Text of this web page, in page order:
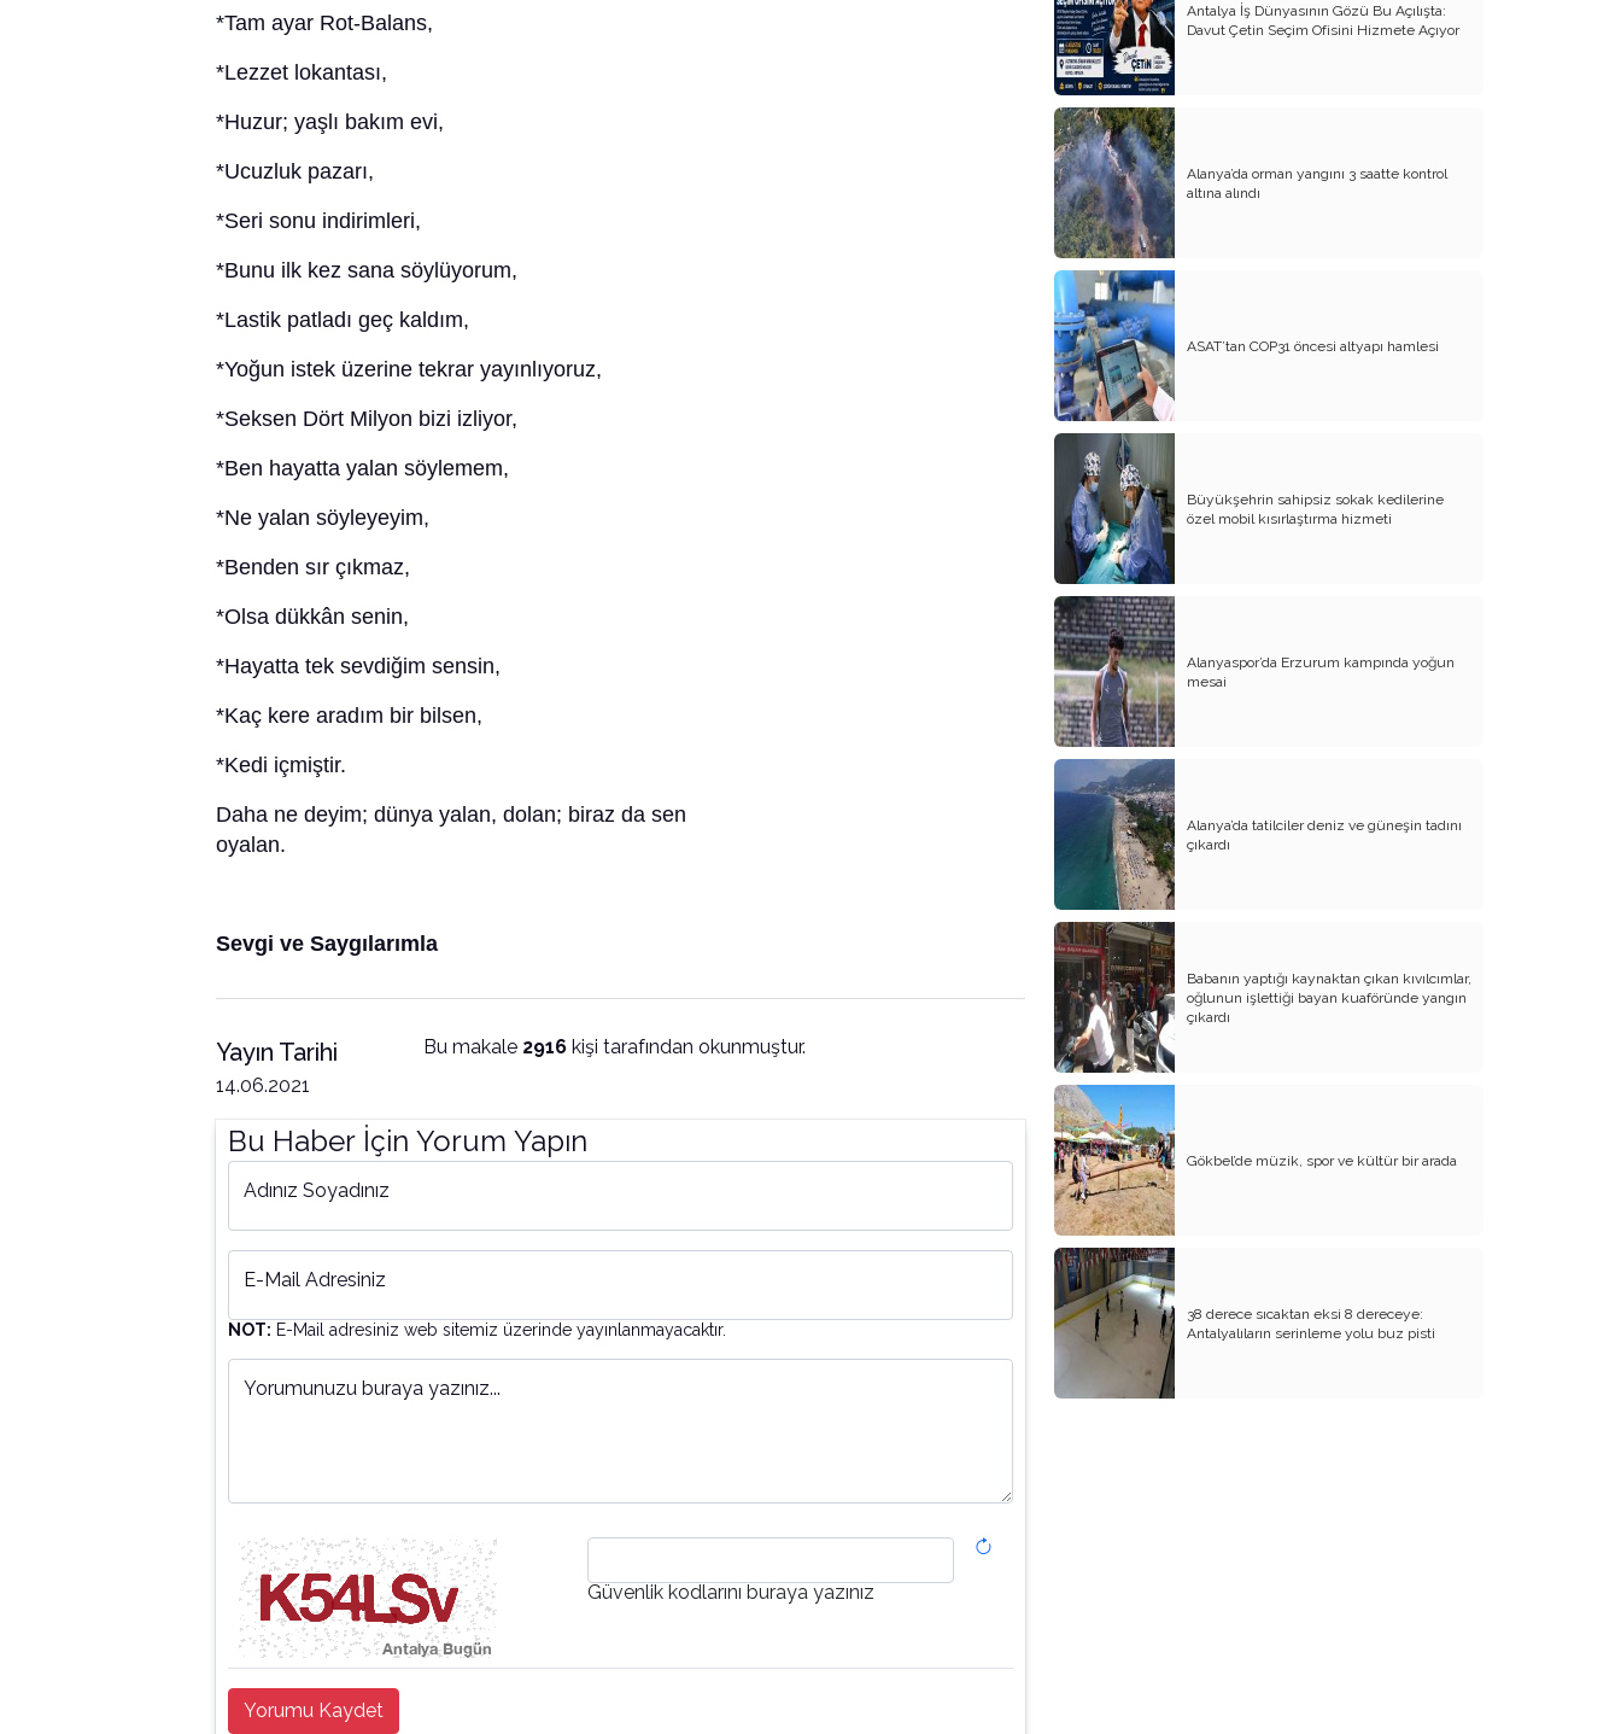
*Tam ayar Rot-Balans,
*Lezzet lokantası,
*Huzur; yaşlı bakım evi,
*Ucuzluk pazarı,
*Seri sonu indirimleri,
*Bunu ilk kez sana söylüyorum,
*Lastik patladı geç kaldım,
*Yoğun istek üzerine tekrar yayınlıyoruz,
*Seksen Dört Milyon bizi izliyor,
*Ben hayatta yalan söylemem,
*Ne yalan söyleyeyim,
*Benden sır çıkmaz,
*Olsa dükkân senin,
*Hayatta tek sevdiğim sensin,
*Kaç kere aradım bir bilsen,
*Kedi içmiştir.
Daha ne deyim; dünya yalan, dolan; biraz da sen
oyalan.
Sevgi ve Saygılarımla
Yayın Tarihi
14.06.2021
Bu makale 2916kişi tarafından okunmuştur.
Bu Haber İçin Yorum Yapın
Adınız Soyadınız
E-Mail Adresiniz
NOT: E-Mail adresiniz web sitemiz üzerinde yayınlanmayacaktır.
Yorumunuzu buraya yazınız...
Güvenlik kodlarını buraya yazınız
Yorumu Kaydet
Geçen Yıldan Akılda Kalanlar
Yeni Yıl Duam
Çağımızın Hastalığı Madde Bağımlılığı
Yürek Burkan İsyanlarım
Organ Nakli ve Bağışı Hakkında
Görüşlerim
Suyumuz Isınıyor Haberiniz Olsun!!
Sözde Kadın Hakları Günü
Engellilerimize Engel Olmayalım
Öğretmenler Günü ve Eğitim
Sistemimiz
Kreşten Üniversiteye Tavsiyelerim
Binalar ve Zinalar
Altın Takı Mağdurları
Protokol
Modifiye Kadınlar
Evliliğin Anatomisi
Diyanet İşleri Hallet Şu İşleri
Mezarcı Hikmet’in Yürek Burkan Hayat
Hikayesi
Neşet Ertaş’ın Anısına
Canım Yurdum İnsanları - 1
Bu Yazım Sözde Değil Özde
Müslüman Olan Ülkeler İçindir!!
Aileme Duyduğum Özlem
Kırtasiye Vurgunu
Dijital Çağın Çocukları
Sıcak, Sıcak Çok Sıcak !!
FİKRET OTYAM’IN ANISINA
BİZDE KAÇ ROWAN VAR ACABA?
SANA NE!!
KADIN CİNAYETLERİNE FARKLI BİR
BAKIŞ
SUYUMUZ ISINIYOR
Antalya İş Dünyasının Gözü Bu Açılışta:
Davut Çetin Seçim Ofisini Hizmete Açıyor
Alanya’da orman yangını 3 saatte kontrol
altına alındı
ASAT’tan COP31 öncesi altyapı hamlesi
Büyükşehrin sahipsiz sokak kedilerine
özel mobil kısırlaştırma hizmeti
Alanyaspor’da Erzurum kampında yoğun
mesai
Alanya’da tatilciler deniz ve güneşin tadını
çıkardı
Babanın yaptığı kaynaktan çıkan kıvılcımlar,
oğlunun işlettiği bayan kuaföründe yangın
çıkardı
Gökbel’de müzik, spor ve kültür bir arada
38 derece sıcaktan eksi 8 dereceye:
Antalyalıların serinleme yolu buz pisti